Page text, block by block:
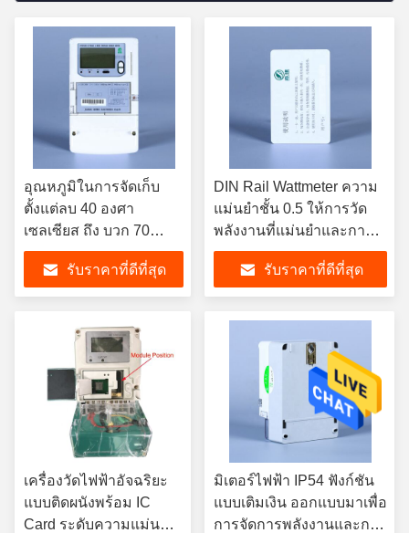
อุณหภูมิในการจัดเก็บ
ตั้งแต่ลบ 40 องศา
เซลเซียส ถึง บวก 70
องศาเซลเซียส สมาร์ทไอ
ซีการ์ดมิเตอร์ไฟฟ้า เป็น
ไปตามมาตรฐาน
สำหรับเชิงพาณิชย์
รับราคาที่ดีที่สุด
DIN Rail Wattmeter ความ
แม่นยําชั้น 0.5 ให้การวัด
พลังงานที่แม่นยําและการ
ประเมินผลการทํางานของ
ระบบไฟฟ้ารับราคาที่ดีที่สุด
เครื่องวัดไฟฟ้าอัจฉริยะ
แบบติดผนังพร้อม IC
Card ระดับความแม่นยำ
มิเตอร์ไฟฟ้า IP54 ฟังก์ชัน
แบบเติมเงิน ออกแบบมาเพื่อ
การจัดการพลังงานและการ